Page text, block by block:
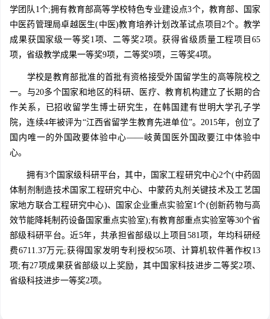
学团队1个;拥有教育部高等学校特色专业建设点3个，教育部、国家
中医药管理局卓越医生(中医)教育培养计划改革试点项目2个。教学
成果获国家级一等奖1项、二等奖2项。获得省级质量工程项目65
项，省级教学成果一等奖9项，二等奖9项，三等奖4项。
学校是教育部批准的首批有资格接受外国留学生的高等院校之
一。与20多个国家和地区的科研、医疗、教育机构建立了长期的合
作关系，已招收留学生博士研究生，在韩国建有世明大学孔子学
院，连续4年被评为“江西省留学生教育先进单位”。2015年，创立了
国内唯一的外国政要体验中心——岐黄国医外国政要江中体验中
心。
拥有3个国家级科研平台，其中，国家工程研究中心2个(中药固
体制剂制造技术国家工程研究中心、中蒙药丸剂关键技术及工艺国
家地方联合工程研究中心)、国家企业重点实验室1个(创新药物与高
效节能降耗制药设备国家重点实验室);有教育部重点实验室等30个省
部级科研平台。近5年，共承担省部级以上项目581项，年均科研经
费6711.37万元;获得国家发明专利授权56项、计算机软件著作权13
项;有27项成果获省部级以上奖励，其中国家科技进步二等奖2项、
省级科技进步一等奖2项。